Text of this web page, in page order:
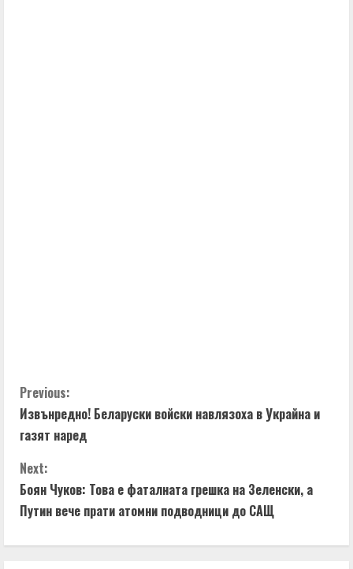
C
o
n
t
Previous:
Извънредно! Беларуски войски навлязоха в Украйна и
газят наред
Next:
Боян Чуков: Това е фаталната грешка на Зеленски, а
Путин вече прати атомни подводници до САЩ